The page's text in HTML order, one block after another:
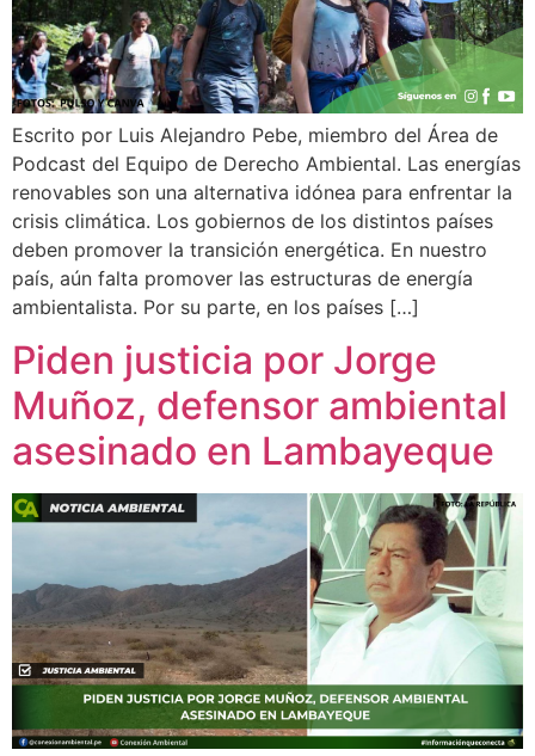
Escrito por Luis Alejandro Pebe, miembro del Área de
Podcast del Equipo de Derecho Ambiental. Las energías
renovables son una alternativa idónea para enfrentar la
crisis climática. Los gobiernos de los distintos países
deben promover la transición energética. En nuestro
país, aún falta promover las estructuras de energía
ambientalista. Por su parte, en los países […]
Piden justicia por Jorge
Muñoz, defensor ambiental
asesinado en Lambayeque